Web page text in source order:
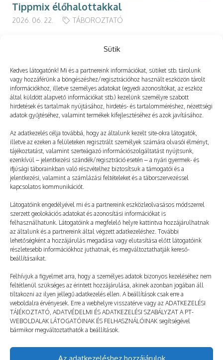
Sütik
Kedves látogatónk! Mi és a partnereink információkat, sütiket stb. tárolunk
vagy hozzáférünk a böngészéshez/regisztrációhoz használt eszközön tárolt
információkhoz, illetve személyes adatokat (egyedi azonosítókat, az eszköz
által küldött alapvető információkat stb.) kezelünk személyre szabott
hirdetések és tartalmak nyújtásához, hirdetés- és tartalomméréshez, nézettségi
adatok gyűjtéséhez, valamint termékek kifejlesztéséhez és azok javításához.
Az adatkezelés célja továbbá, hogy az általunk kezelt site-okra látogatók,
illetve az ezeken a felületeken regisztrált személyek számára olvasói élményt,
tájékoztatást, valamint szerteágazó információszolgáltatást nyújtsunk,
ezenkívül – jelentkezési szándék/regisztráció esetén – a nyári gyermek- és
ifjúsági táborainkban való részvételhez biztosítsuk a támogatói és a
jelentkezési, valamint a számlázási feltételeket és a táborszervezéssel
kapcsolatos kommunikációt.
Látogatóink engedélyével mi és a partnereink eszközleolvasásos módszerrel
szerzett geolokációs adatokat és azonosítási információkat is
felhasználhatunk. Látogatóink a megfelelő helyre kattintva hozzájárulhatnak
az általunk és a partnereink által végzett adatkezeléshez. További
lehetőségként a hozzájárulás megadása vagy elutasítása előtt látogatóink
részletesebb információkhoz juthatnak, és megváltoztathatják kereső-
beállításaikat.
Felhívjuk a figyelmet arra, hogy a személyes adatok bizonyos kezeléséhez nem
feltétlenül szükséges az érintett hozzájárulása, akinek azonban jogában áll
tiltakozni az ilyen jellegű adatkezelés ellen. A beállítások csak erre a
weboldalra érvényesek. Erre a webhelyre visszatérve vagy az ADATKEZELÉSI
TÁJÉKOZTATÓ, ADATVÉDELMI ÉS ADATKEZELÉSI SZABÁLYZAT A PT-
WEBOLDALAK LÁTOGATÓINAK ÉS FELHASZNÁLÓINAK segítségével
bármikor megváltoztathatók a beállítások.
Az adatkezeléshez hozzájárulok
Tippmix élőhalottakkal
2026. 06. 22. TÁBOROZTATÓ
Még több
Sportacus Milánóból
2026. 06. 07.